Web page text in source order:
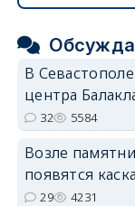
В
центра
32 5584
Возле
появятся
29 4231